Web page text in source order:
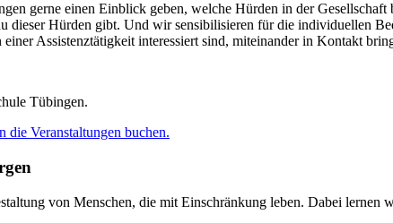
gerne einen Einblick geben, welche Hürden in der Gesellschaft
dieser Hürden gibt. Und wir sensibilisieren für die individuellen
Assistenztätigkeit interessiert sind, miteinander in Kontakt
Tübingen.
Veranstaltungen buchen.
von Menschen, die mit Einschränkung leben. Dabei lernen